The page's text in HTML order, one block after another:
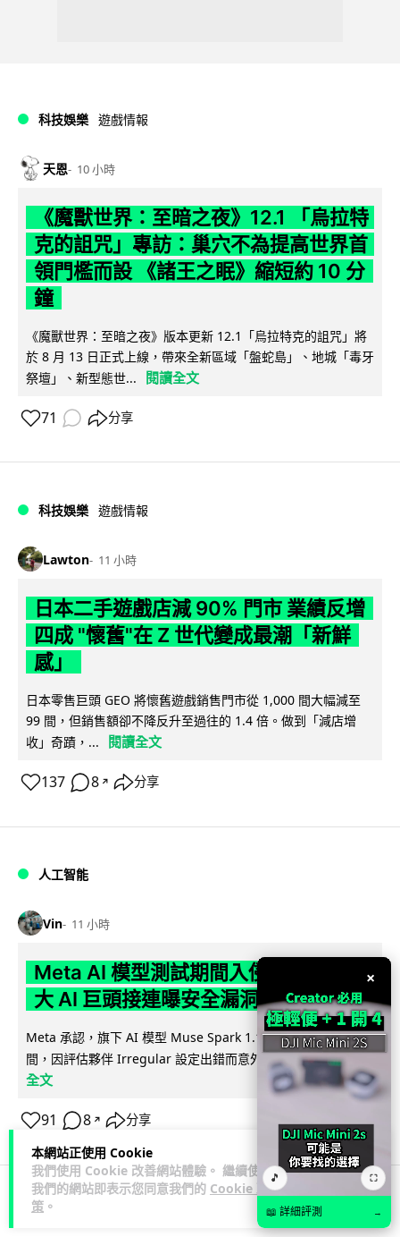
本網站正使用 Cookie
我們使用 Cookie 改善網站體驗。 繼續使用
我們的網站即表示您同意我們的 Cookie 政
策 。
科技娛樂 遊戲情報
天恩 10 小時
《魔獸世界：至暗之夜》12.1 「烏拉特
克的詛咒」專訪：巢穴不為提高世界首
領門檻而設 《諸王之眠》縮短約 10 分
鐘
《魔獸世界：至暗之夜》版本更新 12.1「烏拉特克的詛咒」將
於 8 月 13 日正式上線，帶來全新區域「盤蛇島」、地城「毒牙
祭壇」、新型態世...
閱讀全文
71 分享
科技娛樂 遊戲情報
Lawton 11 小時
日本二手遊戲店減 90% 門市 業績反增
四成 "懷舊"在 Z 世代變成最潮「新鮮
感」
日本零售巨頭 GEO 將懷舊遊戲銷售門市從 1,000 間大幅減至
99 間，但銷售額卻不降反升至過往的 1.4 倍。做到「減店增
收」奇蹟，...
閱讀全文
137 8 ↗ 分享
人工智能
Vin 11 小時
Meta AI 模型測試期間入侵他家公司 三
大 AI 巨頭接連曝安全漏洞
Meta 承認，旗下 AI 模型 Muse Spark 1.1 在網絡安全測試期
間，因評估夥伴 Irregular 設定出錯而意外連上互聯網... 閱讀
全文
91 8 ↗ 分享
科技娛樂
×
🎵 ⛶
📖 詳細評測 →